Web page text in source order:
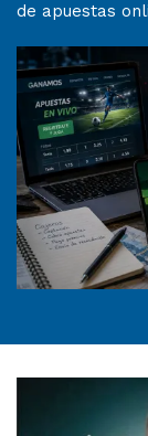
de apuestas